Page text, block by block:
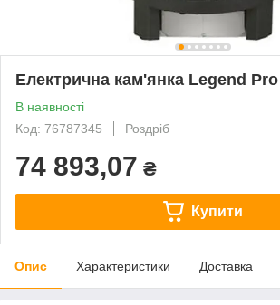
Електрична кам'янка Legend
В наявності
Код: 76787345
Роздріб
74 893,07 ₴
Купити
Опис Характеристики Доставка